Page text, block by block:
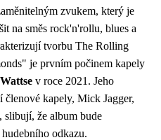
zvukem, který je
na směs rock'n'rollu, blues a
tvorbu The Rolling
je prvním počinem kapely
v roce 2021. Jeho
členové kapely, Mick Jagger,
slibují, že album bude
odkazu.